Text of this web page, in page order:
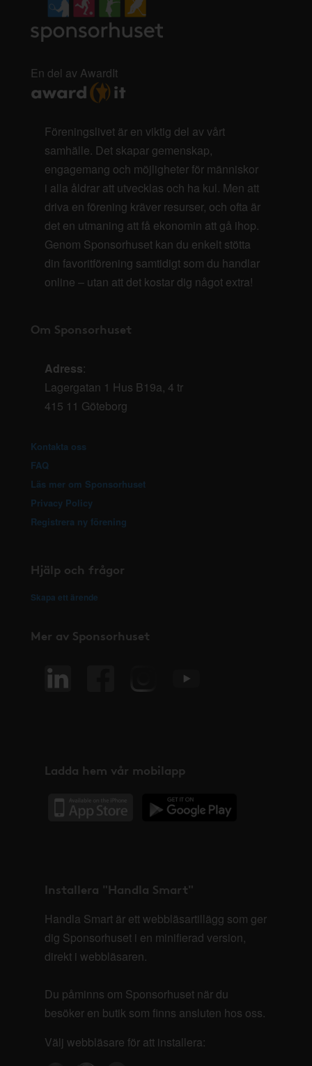
En del av AwardIt
Föreningslivet är en viktig del av vårt
samhälle. Det skapar gemenskap,
engagemang och möjligheter för människor
i alla åldrar att utvecklas och ha kul. Men att
driva en förening kräver resurser, och ofta är
det en utmaning att få ekonomin att gå ihop.
Genom Sponsorhuset kan du enkelt stötta
din favoritförening samtidigt som du handlar
online – utan att det kostar dig något extra!
Om Sponsorhuset
Adress:
Lagergatan 1 Hus B19a, 4 tr
415 11 Göteborg
Kontakta oss
FAQ
Läs mer om Sponsorhuset
Privacy Policy
Registrera ny förening
Hjälp och frågor
Skapa ett ärende
Mer av Sponsorhuset
Ladda hem vår mobilapp
Installera "Handla Smart"
Handla Smart är ett webbläsartillägg som ger
dig Sponsorhuset i en minifierad version,
direkt i webbläsaren.
Du påminns om Sponsorhuset när du
besöker en butik som finns ansluten hos oss.
Välj webbläsare för att installera: